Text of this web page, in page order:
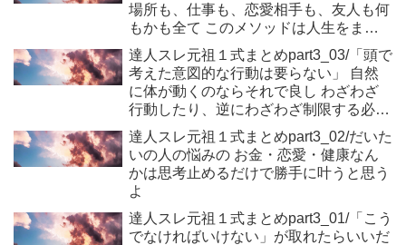
場所も、仕事も、恋愛相手も、友人も何
もかも全て このメソッドは人生をまる
っと変えてしまった
達人スレ元祖１式まとめpart3_03/「頭で
考えた意図的な行動は要らない」 自然
に体が動くのならそれで良し わざわざ
行動したり、逆にわざわざ制限する必要
もない
達人スレ元祖１式まとめpart3_02/だいた
いの人の悩みの お金・恋愛・健康なん
かは思考止めるだけで勝手に叶うと思う
よ
達人スレ元祖１式まとめpart3_01/「こう
でなければいけない」が取れたらいいだ